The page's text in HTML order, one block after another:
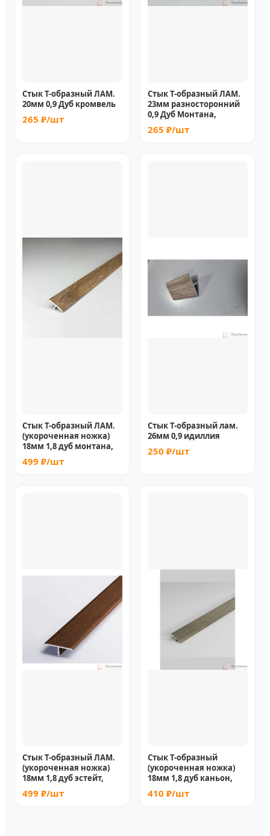
Стык Т-образный ЛАМ.
20мм 0,9 Дуб кромвель
265 ₽/шт
Стык Т-образный ЛАМ.
23мм разносторонний
0,9 Дуб Монтана,
265 ₽/шт
Стык Т-образный ЛАМ.
(укороченная ножка)
18мм 1,8 дуб монтана,
499 ₽/шт
Стык Т-образный лам.
26мм 0,9 идиллия
250 ₽/шт
Стык Т-образный ЛАМ.
(укороченная ножка)
18мм 1,8 дуб эстейт,
499 ₽/шт
Стык Т-образный
(укороченная ножка)
18мм 1,8 дуб каньон,
410 ₽/шт